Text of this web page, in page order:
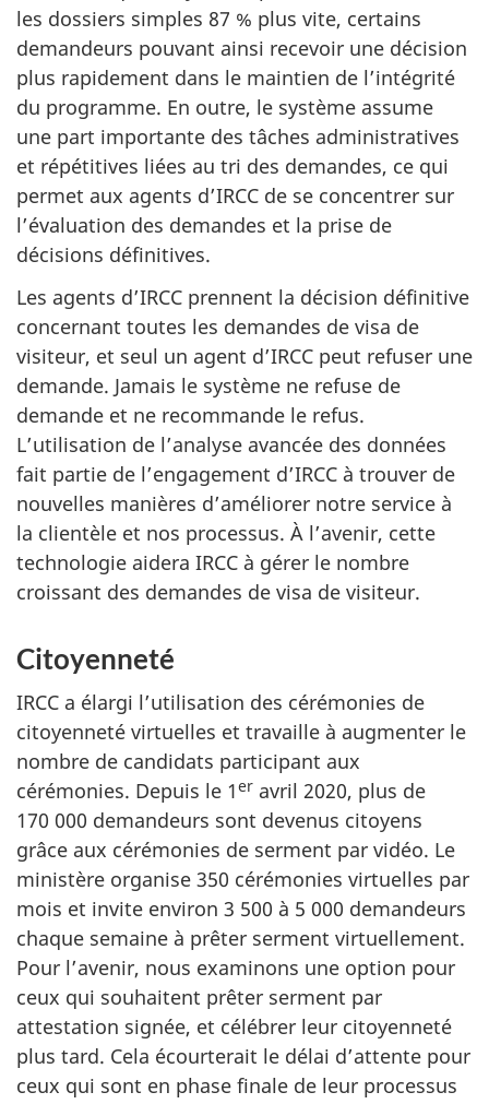
les dossiers simples 87 % plus vite, certains
demandeurs pouvant ainsi recevoir une décision
plus rapidement dans le maintien de l’intégrité
du programme. En outre, le système assume
une part importante des tâches administratives
et répétitives liées au tri des demandes, ce qui
permet aux agents d’IRCC de se concentrer sur
l’évaluation des demandes et la prise de
décisions définitives.
Les agents d’IRCC prennent la décision définitive
concernant toutes les demandes de visa de
visiteur, et seul un agent d’IRCC peut refuser une
demande. Jamais le système ne refuse de
demande et ne recommande le refus.
L’utilisation de l’analyse avancée des données
fait partie de l’engagement d’IRCC à trouver de
nouvelles manières d’améliorer notre service à
la clientèle et nos processus. À l’avenir, cette
technologie aidera IRCC à gérer le nombre
croissant des demandes de visa de visiteur.
Citoyenneté
IRCC a élargi l’utilisation des cérémonies de
citoyenneté virtuelles et travaille à augmenter le
nombre de candidats participant aux
cérémonies. Depuis le 1er avril 2020, plus de
170 000 demandeurs sont devenus citoyens
grâce aux cérémonies de serment par vidéo. Le
ministère organise 350 cérémonies virtuelles par
mois et invite environ 3 500 à 5 000 demandeurs
chaque semaine à prêter serment virtuellement.
Pour l’avenir, nous examinons une option pour
ceux qui souhaitent prêter serment par
attestation signée, et célébrer leur citoyenneté
plus tard. Cela écourterait le délai d’attente pour
ceux qui sont en phase finale de leur processus